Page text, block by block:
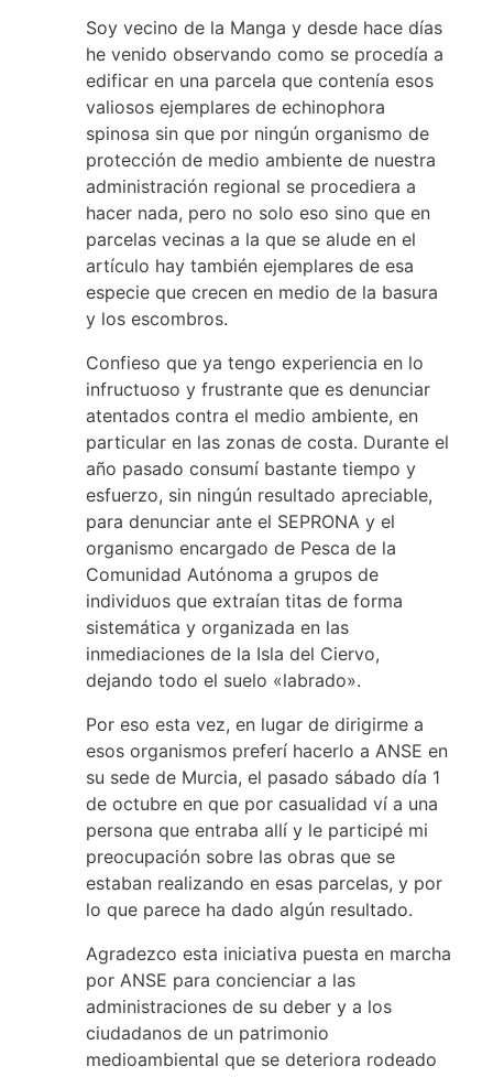
Soy vecino de la Manga y desde hace días
he venido observando como se procedía a
edificar en una parcela que contenía esos
valiosos ejemplares de echinophora
spinosa sin que por ningún organismo de
protección de medio ambiente de nuestra
administración regional se procediera a
hacer nada, pero no solo eso sino que en
parcelas vecinas a la que se alude en el
artículo hay también ejemplares de esa
especie que crecen en medio de la basura
y los escombros.
Confieso que ya tengo experiencia en lo
infructuoso y frustrante que es denunciar
atentados contra el medio ambiente, en
particular en las zonas de costa. Durante el
año pasado consumí bastante tiempo y
esfuerzo, sin ningún resultado apreciable,
para denunciar ante el SEPRONA y el
organismo encargado de Pesca de la
Comunidad Autónoma a grupos de
individuos que extraían titas de forma
sistemática y organizada en las
inmediaciones de la Isla del Ciervo,
dejando todo el suelo «labrado».
Por eso esta vez, en lugar de dirigirme a
esos organismos preferí hacerlo a ANSE en
su sede de Murcia, el pasado sábado día 1
de octubre en que por casualidad ví a una
persona que entraba allí y le participé mi
preocupación sobre las obras que se
estaban realizando en esas parcelas, y por
lo que parece ha dado algún resultado.
Agradezco esta iniciativa puesta en marcha
por ANSE para concienciar a las
administraciones de su deber y a los
ciudadanos de un patrimonio
medioambiental que se deteriora rodeado